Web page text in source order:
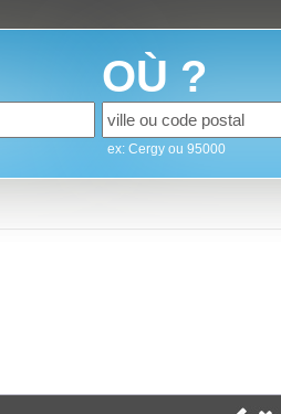
OÙ ?
ex: Cergy ou 95000